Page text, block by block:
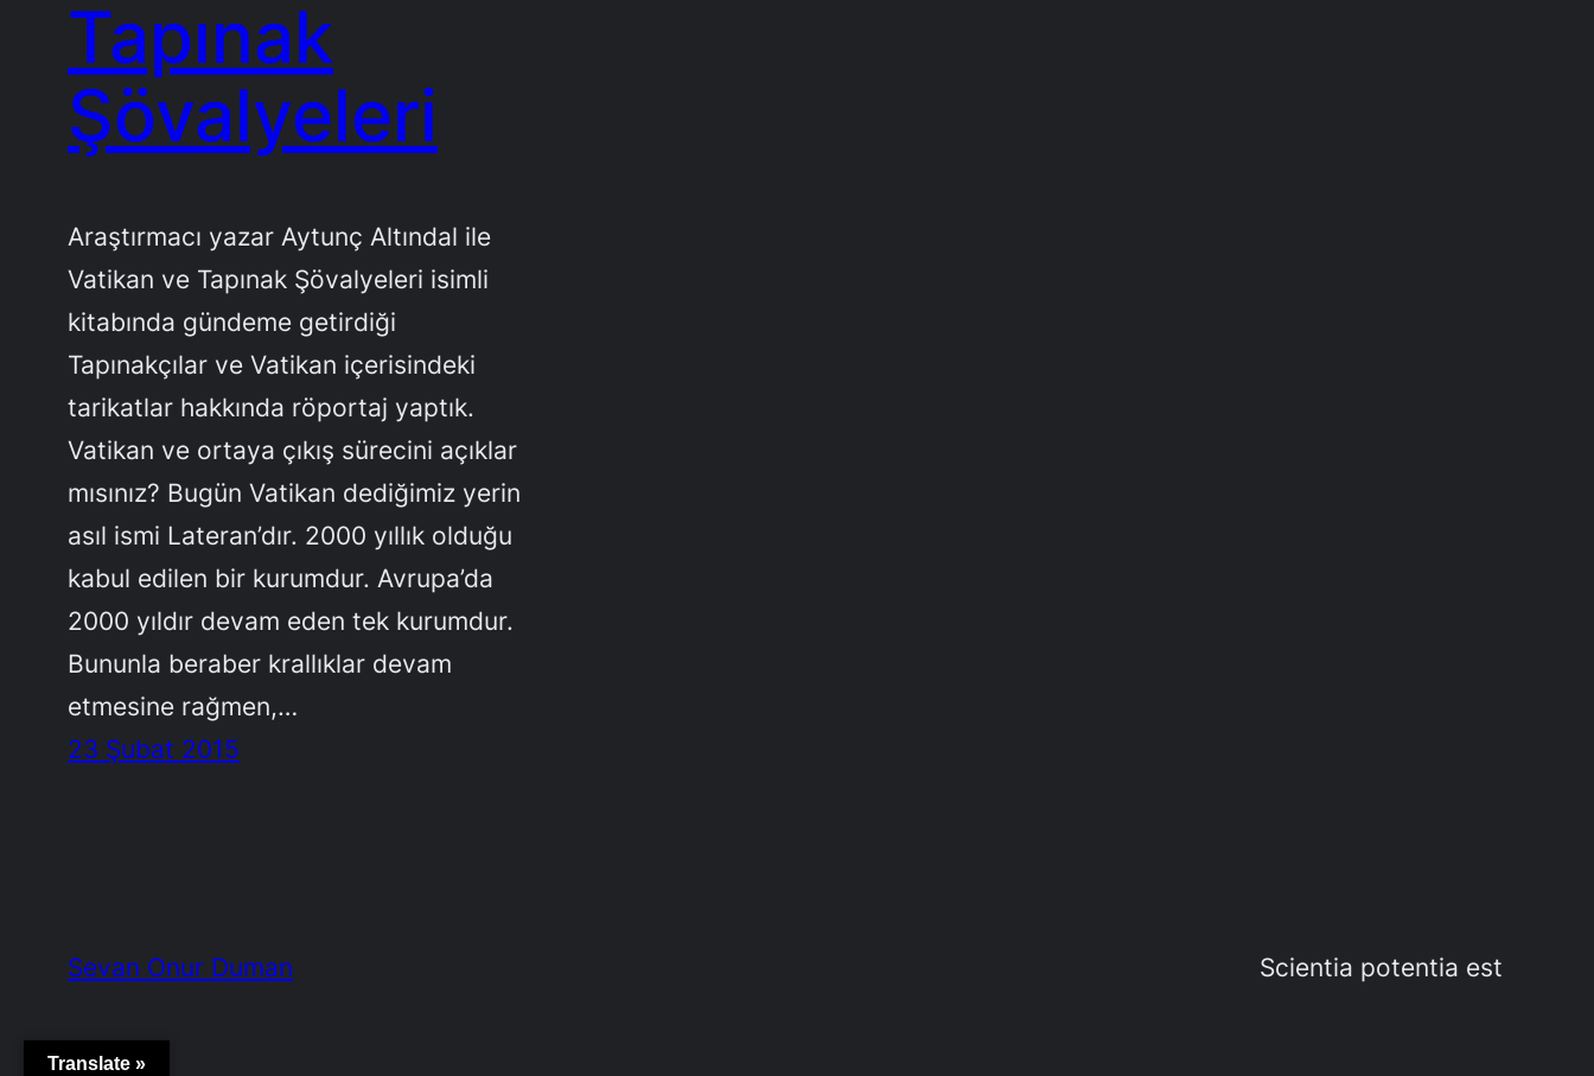
Tapınak
Şövalyeleri
Araştırmacı yazar Aytunç Altındal ile
Vatikan ve Tapınak Şövalyeleri isimli
kitabında gündeme getirdiği
Tapınakçılar ve Vatikan içerisindeki
tarikatlar hakkında röportaj yaptık.
Vatikan ve ortaya çıkış sürecini açıklar
mısınız? Bugün Vatikan dediğimiz yerin
asıl ismi Lateran’dır. 2000 yıllık olduğu
kabul edilen bir kurumdur. Avrupa’da
2000 yıldır devam eden tek kurumdur.
Bununla beraber krallıklar devam
etmesine rağmen,…
23 Şubat 2015
Sevan Onur Duman Scientia potentia est
Translate »